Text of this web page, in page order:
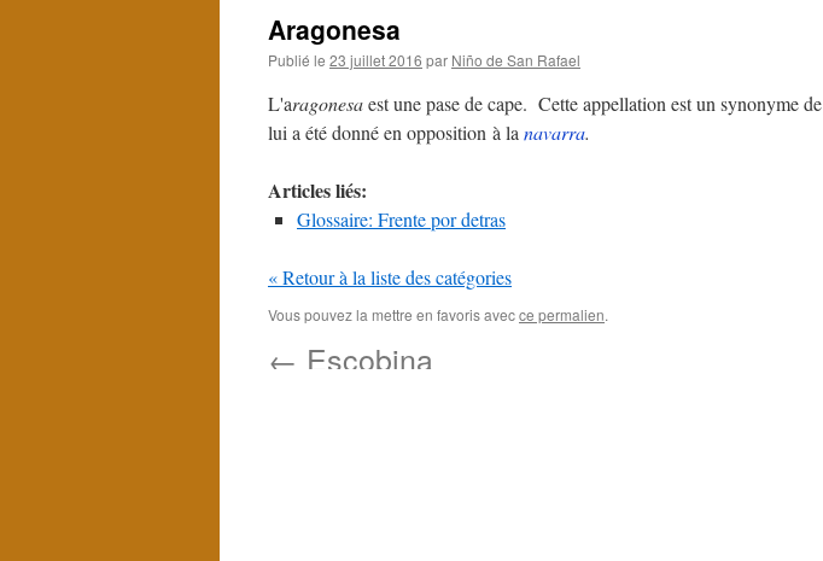
Aragonesa
Publié le 23 juillet 2016 par Niño de San Rafael
L'aragonesaest une pase de cape. Cette appellation est un synonyme de
lui a été donné en opposition à la navarra.
Articles liés:
Glossaire: Frente por detras
« Retour à la liste des catégories
Vous pouvez la mettre en favoris avecce permalien.
← Escobina